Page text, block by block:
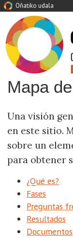
Oñatiko udala
Mapa
Una visión
en este sitio.
sobre un
para obtener
¿Qué es?
Fases
Preguntas
Resultados
Documentos